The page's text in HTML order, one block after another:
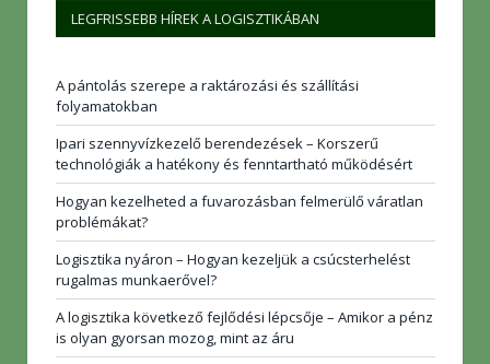
LEGFRISSEBB HÍREK A LOGISZTIKÁBAN
A pántolás szerepe a raktározási és szállítási
folyamatokban
Ipari szennyvízkezelő berendezések – Korszerű
technológiák a hatékony és fenntartható működésért
Hogyan kezelheted a fuvarozásban felmerülő váratlan
problémákat?
Logisztika nyáron – Hogyan kezeljük a csúcsterhelést
rugalmas munkaerővel?
A logisztika következő fejlődési lépcsője – Amikor a pénz
is olyan gyorsan mozog, mint az áru